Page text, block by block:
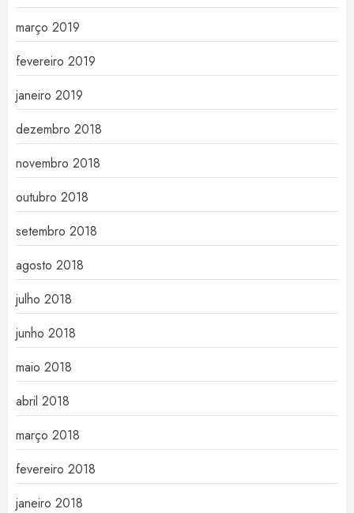
março 2019
fevereiro 2019
janeiro 2019
dezembro 2018
novembro 2018
outubro 2018
setembro 2018
agosto 2018
julho 2018
junho 2018
maio 2018
abril 2018
março 2018
fevereiro 2018
janeiro 2018